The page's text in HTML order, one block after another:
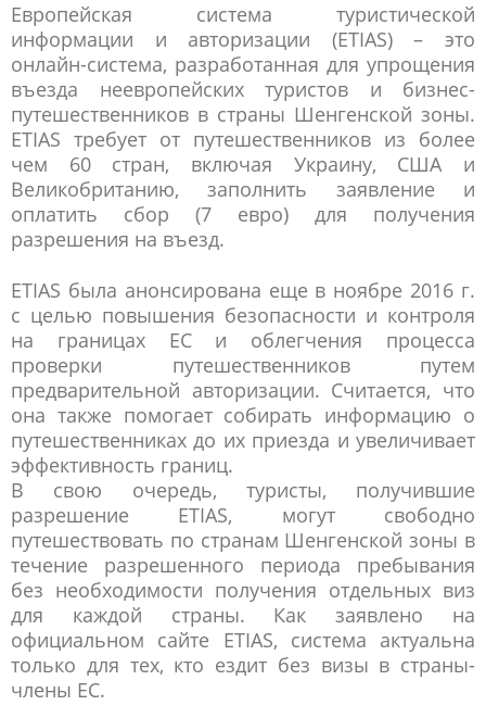
Европейская система туристической
информации и авторизации (ETIAS) – это
онлайн-система, разработанная для упрощения
въезда неевропейских туристов и бизнес-
путешественников в страны Шенгенской зоны.
ETIAS требует от путешественников из более
чем 60 стран, включая Украину, США и
Великобританию, заполнить заявление и
оплатить сбор (7 евро) для получения
разрешения на въезд.
ETIAS была анонсирована еще в ноябре 2016 г.
с целью повышения безопасности и контроля
на границах ЕС и облегчения процесса
проверки путешественников путем
предварительной авторизации. Считается, что
она также помогает собирать информацию о
путешественниках до их приезда и увеличивает
эффективность границ.
В свою очередь, туристы, получившие
разрешение ETIAS, могут свободно
путешествовать по странам Шенгенской зоны в
течение разрешенного периода пребывания
без необходимости получения отдельных виз
для каждой страны. Как заявлено на
официальном сайте ETIAS, система актуальна
только для тех, кто ездит без визы в страны-
члены ЕС.